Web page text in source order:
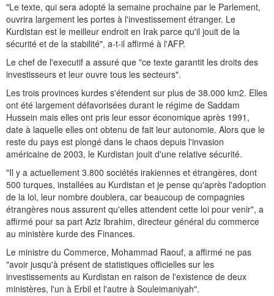
"Le texte, qui sera adopté la semaine prochaine par le Parlement,
ouvrira largement les portes à l'investissement étranger. Le
Kurdistan est le meilleur endroit en Irak parce qu'il jouit de la
sécurité et de la stabilité", a-t-il affirmé à l'AFP.
Le chef de l'executif a assuré que "ce texte garantit les droits des
investisseurs et leur ouvre tous les secteurs".
Les trois provinces kurdes s'étendent sur plus de 38.000 km2. Elles
ont été largement défavorisées durant le régime de Saddam
Hussein mais elles ont pris leur essor économique après 1991,
date à laquelle elles ont obtenu de fait leur autonomie. Alors que le
reste du pays est plongé dans le chaos depuis l'invasion
américaine de 2003, le Kurdistan jouit d'une relative sécurité.
"Il y a actuellement 3.800 sociétés irakiennes et étrangères, dont
500 turques, installées au Kurdistan et je pense qu'après l'adoption
de la loi, leur nombre doublera, car beaucoup de compagnies
étrangères nous assurent qu'elles attendent cette loi pour venir", a
affirmé pour sa part Aziz Ibrahim, directeur général du commerce
au ministère kurde des Finances.
Le ministre du Commerce, Mohammad Raouf, a affirmé ne pas
"avoir jusqu'à présent de statistiques officielles sur les
investissements au Kurdistan en raison de l'existence de deux
ministères, l'un à Erbil et l'autre à Souleimaniyah".